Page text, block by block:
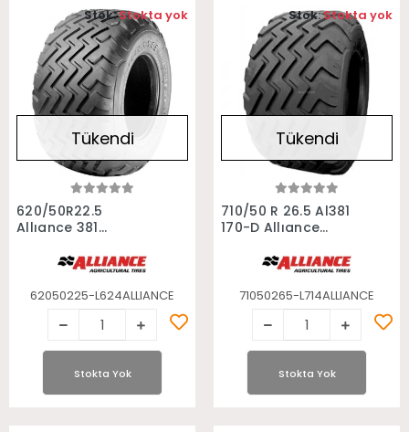
Stokta Yok
Tükendi
620/50R22.5
Allıance 381
Römork Lastiği
62050225-L624ALLIANCE
Stok:Stokta yok
Stokta Yok
Stokta Yok
Tükendi
710/50 R 26.5 Al381
170-D Allıance
71050265-L714ALLIANCE
Stok:Stokta yok
Stokta Yok